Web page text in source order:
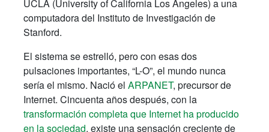
UCLA (University of California Los Angeles) a una
computadora del Instituto de Investigación de
Stanford.
El sistema se estrelló, pero con esas dos
pulsaciones importantes, “L-O”, el mundo nunca
sería el mismo. Nació el ARPANET, precursor de
Internet. Cincuenta años después, con la
transformación completa que Internet ha producido
en la sociedad, existe una sensación creciente de